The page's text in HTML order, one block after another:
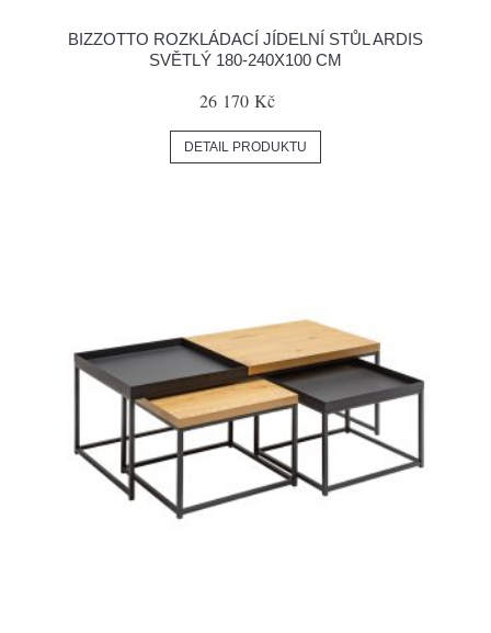
BIZZOTTO ROZKLÁDACÍ JÍDELNÍ STŮL ARDIS
SVĚTLÝ 180-240X100 CM
26 170 Kč
DETAIL PRODUKTU